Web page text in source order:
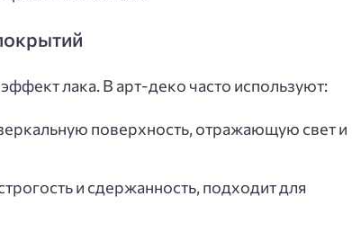
лака. В арт-деко часто используют:
поверхность, отражающую свет и
и сдержанность, подходит для